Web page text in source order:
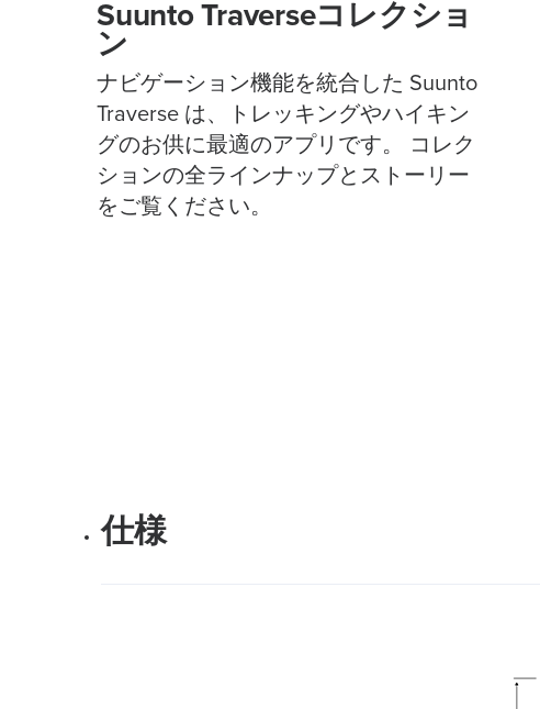
Suunto Traverseコレクショ
ン
ナビゲーション機能を統合した Suunto
Traverse は、トレッキングやハイキン
グのお供に最適のアプリです。 コレク
ションの全ラインナップとストーリー
をご覧ください。
仕様